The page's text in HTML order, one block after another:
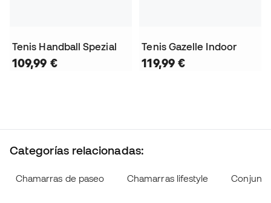
Tenis Handball Spezial
109,99 €
Tenis Gazelle Indoor
119,99 €
Categorías relacionadas:
Chamarras de paseo Chamarras lifestyle